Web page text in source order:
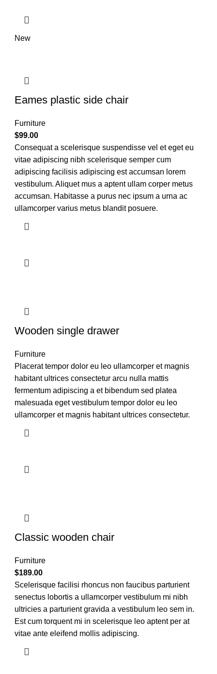
New
Eames plastic side chair
Furniture
$99.00
Consequat a scelerisque suspendisse vel et eget eu
vitae adipiscing nibh scelerisque semper cum
adipiscing facilisis adipiscing est accumsan lorem
vestibulum. Aliquet mus a aptent ullam corper metus
accumsan. Habitasse a purus nec ipsum a urna ac
ullamcorper varius metus blandit posuere.
Wooden single drawer
Furniture
Placerat tempor dolor eu leo ullamcorper et magnis
habitant ultrices consectetur arcu nulla mattis
fermentum adipiscing a et bibendum sed platea
malesuada eget vestibulum tempor dolor eu leo
ullamcorper et magnis habitant ultrices consectetur.
Classic wooden chair
Furniture
$189.00
Scelerisque facilisi rhoncus non faucibus parturient
senectus lobortis a ullamcorper vestibulum mi nibh
ultricies a parturient gravida a vestibulum leo sem in.
Est cum torquent mi in scelerisque leo aptent per at
vitae ante eleifend mollis adipiscing.